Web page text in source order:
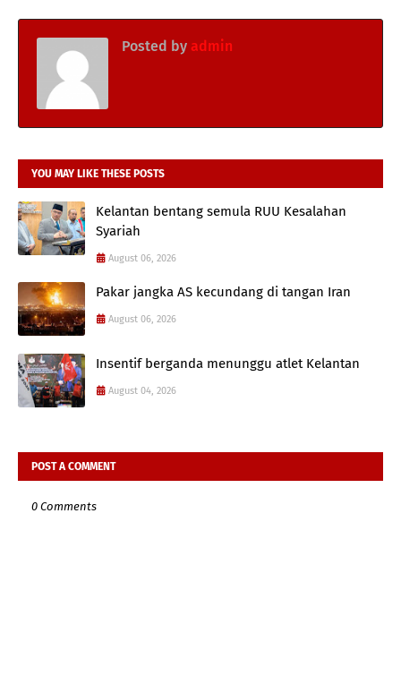
Posted by admin
YOU MAY LIKE THESE POSTS
Kelantan bentang semula RUU Kesalahan
Syariah
August 06, 2026
Pakar jangka AS kecundang di tangan Iran
August 06, 2026
Insentif berganda menunggu atlet Kelantan
August 04, 2026
POST A COMMENT
0 Comments